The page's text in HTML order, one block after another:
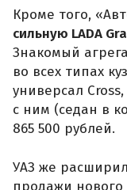
Кроме того,
сильную LADA
Знакомый
во всех типах
универсал
с ним (седан в
865 500 рублей.
УАЗ же
продажи нового